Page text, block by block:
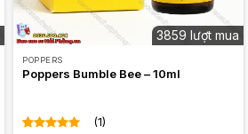
3859 lượt mua
POPPERS
Poppers Bumble Bee – 10ml
(1)